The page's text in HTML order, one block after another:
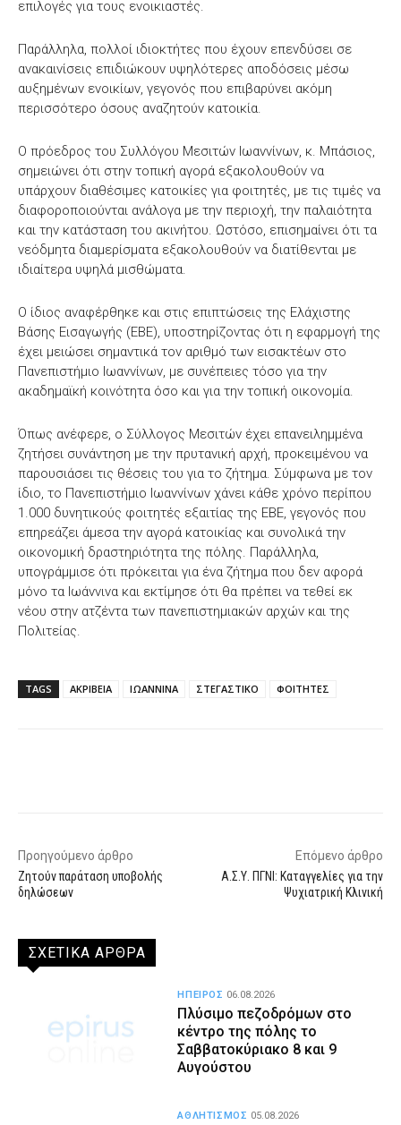
επιλογές για τους ενοικιαστές.
Παράλληλα, πολλοί ιδιοκτήτες που έχουν επενδύσει σε
ανακαινίσεις επιδιώκουν υψηλότερες αποδόσεις μέσω
αυξημένων ενοικίων, γεγονός που επιβαρύνει ακόμη
περισσότερο όσους αναζητούν κατοικία.
Ο πρόεδρος του Συλλόγου Μεσιτών Ιωαννίνων, κ. Μπάσιος,
σημειώνει ότι στην τοπική αγορά εξακολουθούν να
υπάρχουν διαθέσιμες κατοικίες για φοιτητές, με τις τιμές να
διαφοροποιούνται ανάλογα με την περιοχή, την παλαιότητα
και την κατάσταση του ακινήτου. Ωστόσο, επισημαίνει ότι τα
νεόδμητα διαμερίσματα εξακολουθούν να διατίθενται με
ιδιαίτερα υψηλά μισθώματα.
Ο ίδιος αναφέρθηκε και στις επιπτώσεις της Ελάχιστης
Βάσης Εισαγωγής (ΕΒΕ), υποστηρίζοντας ότι η εφαρμογή της
έχει μειώσει σημαντικά τον αριθμό των εισακτέων στο
Πανεπιστήμιο Ιωαννίνων, με συνέπειες τόσο για την
ακαδημαϊκή κοινότητα όσο και για την τοπική οικονομία.
Όπως ανέφερε, ο Σύλλογος Μεσιτών έχει επανειλημμένα
ζητήσει συνάντηση με την πρυτανική αρχή, προκειμένου να
παρουσιάσει τις θέσεις του για το ζήτημα. Σύμφωνα με τον
ίδιο, το Πανεπιστήμιο Ιωαννίνων χάνει κάθε χρόνο περίπου
1.000 δυνητικούς φοιτητές εξαιτίας της ΕΒΕ, γεγονός που
επηρεάζει άμεσα την αγορά κατοικίας και συνολικά την
οικονομική δραστηριότητα της πόλης. Παράλληλα,
υπογράμμισε ότι πρόκειται για ένα ζήτημα που δεν αφορά
μόνο τα Ιωάννινα και εκτίμησε ότι θα πρέπει να τεθεί εκ
νέου στην ατζέντα των πανεπιστημιακών αρχών και της
Πολιτείας.
TAGS ΑΚΡΙΒΕΙΑ ΙΩΑΝΝΙΝΑ ΣΤΕΓΑΣΤΙΚΟ ΦΟΙΤΗΤΕΣ
Προηγούμενο άρθρο
Ζητούν παράταση υποβολής
δηλώσεων
Επόμενο άρθρο
Α.Σ.Υ. ΠΓΝΙ: Καταγγελίες για την
Ψυχιατρική Κλινική
ΣΧΕΤΙΚΑ ΑΡΘΡΑ
Πλύσιμο πεζοδρόμων στο
κέντρο της πόλης το
Σαββατοκύριακο 8 και 9
Αυγούστου
ΗΠΕΙΡΟΣ 06.08.2026
ΑΘΛΗΤΙΣΜΟΣ 05.08.2026